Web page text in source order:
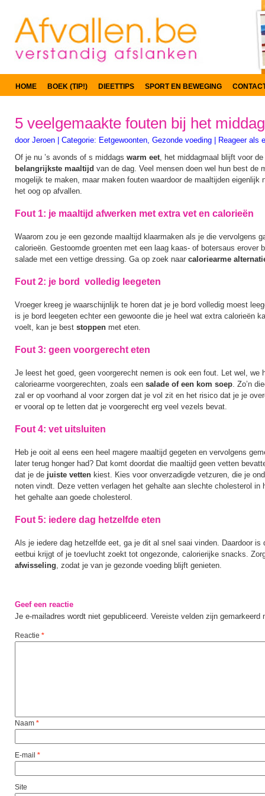
HOME BOEK (TIP!) DIEETTIPS SPORT EN BEWEGING
5 veelgemaakte fouten bij het
door Jeroen Categorie: Eetgewoonten, Gezonde voeding
Reageer als
Of je nu ’s avonds of s middags warm eet, het middagmaal blijft voor
belangrijkste maaltijd van de dag. Veel mensen doen wel hun best de
mogelijk te maken, maar maken fouten waardoor de maaltijden eigenlijk
het oog op afvallen.
Fout 1: je maaltijd afwerken met extra vet en calorieën
Waarom zou je een gezonde maaltijd klaarmaken als je die vervolgens
calorieën. Gestoomde groenten met een laag kaas- of botersaus erover
salade met een vettige dressing. Ga op zoek naar caloriearme
Fout 2: je bord volledig leegeten
Vroeger kreeg je waarschijnlijk te horen dat je je bord volledig moest
is je bord leegeten echter een gewoonte die je heel wat extra calorieën
voelt, kan je best stoppen met eten.
Fout 3: geen voorgerecht eten
Je leest het goed, geen voorgerecht nemen is ook een fout. Let wel, we
caloriearme voorgerechten, zoals een salade of een kom soep. Zo’n
zal er op voorhand al voor zorgen dat je vol zit en het risico dat je je
er vooral op te letten dat je voorgerecht erg veel vezels bevat.
Fout 4: vet uitsluiten
Heb je ooit al eens een heel magere maaltijd gegeten en vervolgens
later terug honger had? Dat komt doordat die maaltijd geen vetten
dat je de juiste vetten kiest. Kies voor onverzadigde vetzuren, die je
noten vindt. Deze vetten verlagen het gehalte aan slechte cholesterol in
het gehalte aan goede cholesterol.
Fout 5: iedere dag hetzelfde eten
Als je iedere dag hetzelfde eet, ga je dit al snel saai vinden. Daardoor is
eetbui krijgt of je toevlucht zoekt tot ongezonde, calorierijke snacks.
afwisseling, zodat je van je gezonde voeding blijft genieten.
Geef een reactie
Je e-mailadres wordt niet gepubliceerd. Vereiste velden zijn gemarkeerd
Reactie *
Naam *
E-mail *
Site